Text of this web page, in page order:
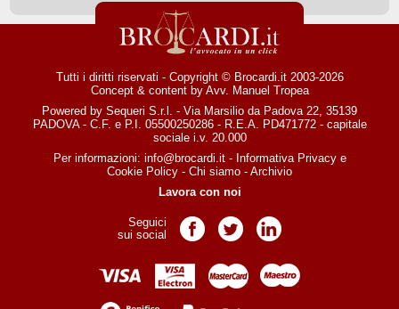
Tutti i diritti riservati - Copyright © Brocardi.it 2003-2026
Concept & content by Avv. Manuel Tropea
Powered by Sequeri S.r.l. - Via Marsilio da Padova 22, 35139
PADOVA - C.F. e P.I. 05500250286 - R.E.A. PD471772 - capitale
sociale i.v. 20.000
Per informazioni: info@brocardi.it- Informativa Privacye
Cookie Policy - Chi siamo - Archivio
Lavora con noi
Seguici
sui social
Pagina Facebook
Pagina TwitterPagina LinkedIn